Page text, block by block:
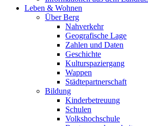
Leben & Wohnen
Über Berg
Nahverkehr
Geografische Lage
Zahlen und Daten
Geschichte
Kulturspaziergang
Wappen
Städtepartnerschaft
Bildung
Kinderbetreuung
Schulen
Volkshochschule